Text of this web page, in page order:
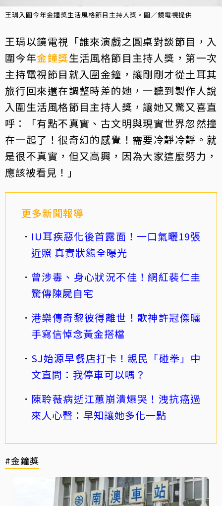
王琄入圍今年金鐘獎生活風格節目主持人獎。圖／鏡電視提供
王琄以鏡電視「誰來演戲之圓桌對談節目，入
圍今年金鐘獎生活風格節目主持人獎，第一次
主持電視節目就入圍金鐘，讓剛剛才從土耳其
旅行回來還在調整時差的她，一聽到製作人說
入圍生活風格節目主持人獎，讓她又驚又喜直
呼：「有點不真實、古文明與現實世界忽然撞
在一起了！很奇幻的感覺！需要冷靜冷靜。就
是很不真實，但又高興，因為大家這麼努力，
應該被看見！」
更多新聞報導
IU耳疾惡化後首露面！一口氣曬19張
近照 真實狀態全曝光
曾涉毒、身心狀況不佳！網紅裴仁圭
驚傳陳屍自宅
港樂傳奇黎彼得離世！歌神許冠傑曬
手寫信悼念黃金搭檔
SJ始源早餐店打卡！親民「碰拳」中
文直問：我停車可以嗎？
陳聆薇病逝江蕙崩潰爆哭！洩抗癌過
來人心聲：早知讓她多化一點
#金鐘獎